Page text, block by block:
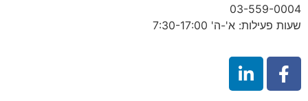
03-559-0004
שעות פעילות: א'-ה' 7:30-17:00